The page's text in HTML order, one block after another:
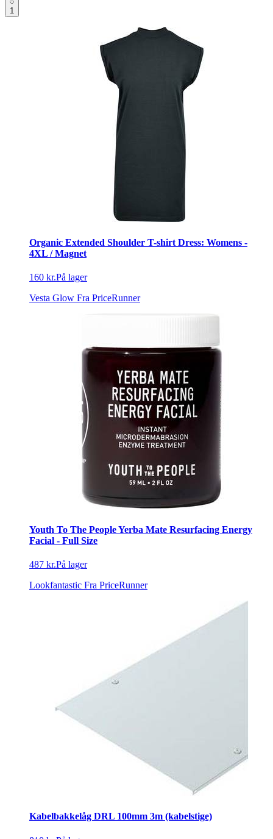
1
Organic Extended Shoulder T-shirt Dress: Womens -
4XL / Magnet
160 kr.På lager
Vesta Glow Fra PriceRunner
Youth To The People Yerba Mate Resurfacing Energy
Facial - Full Size
487 kr.På lager
Lookfantastic Fra PriceRunner
Kabelbakkelåg DRL 100mm 3m (kabelstige)